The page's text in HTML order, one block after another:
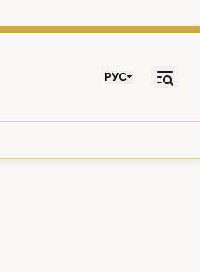
РУС